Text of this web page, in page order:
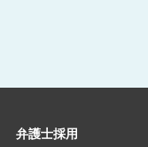
弁護士採用